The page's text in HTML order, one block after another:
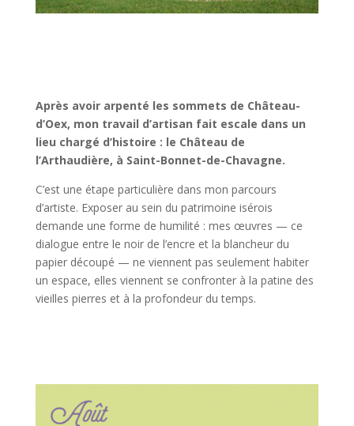
Après avoir arpenté les sommets de Château-
d’Oex, mon travail d’artisan fait escale dans un
lieu chargé d’histoire : le Château de
l’Arthaudière, à Saint-Bonnet-de-Chavagne.
C’est une étape particulière dans mon parcours
d’artiste. Exposer au sein du patrimoine isérois
demande une forme de humilité : mes œuvres — ce
dialogue entre le noir de l’encre et la blancheur du
papier découpé — ne viennent pas seulement habiter
un espace, elles viennent se confronter à la patine des
vieilles pierres et à la profondeur du temps.